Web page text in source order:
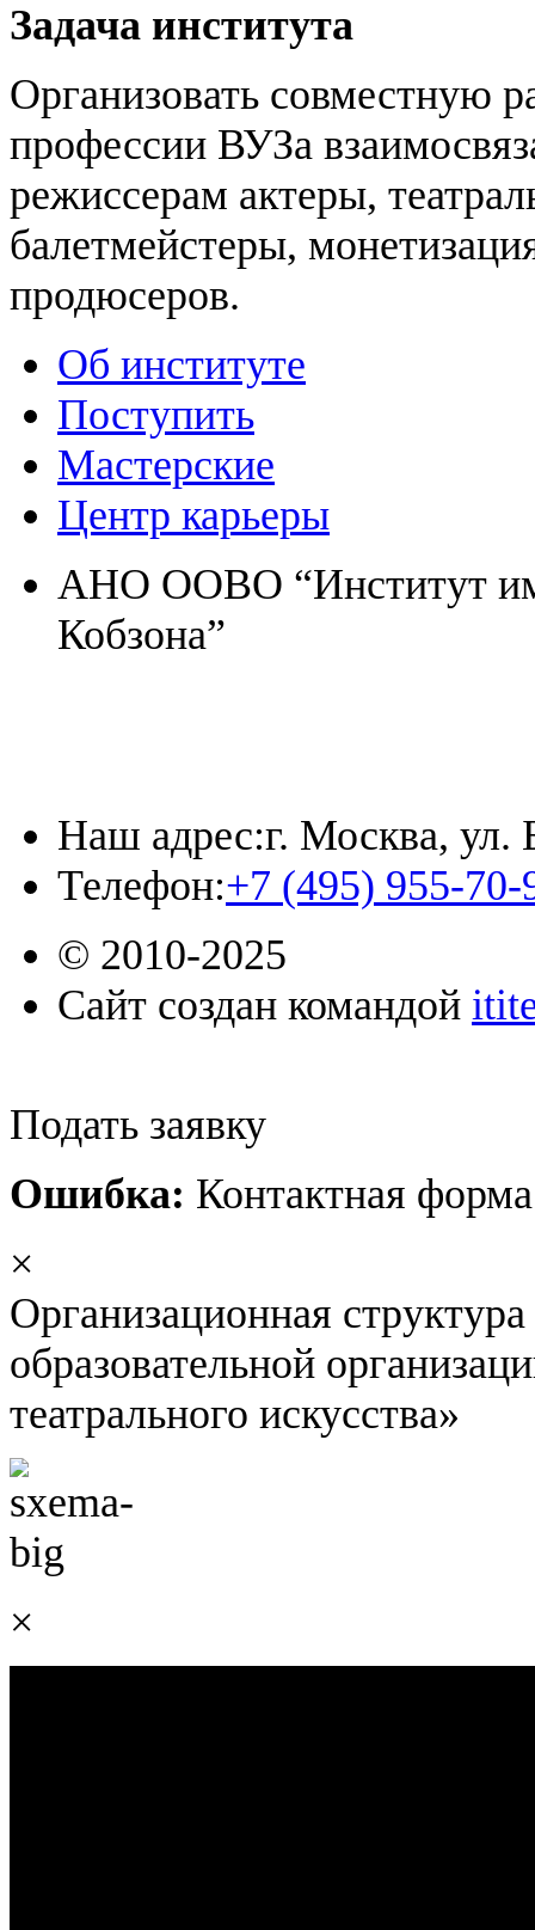
Задача института
Организовать совместную
профессии ВУЗа
режиссерам актеры,
балетмейстеры,
продюсеров.
Об институте
Поступить
Мастерские
Центр карьеры
АНО ООВО “Институт
Кобзона”
Наш адрес:г. Москва, ул.
Телефон:+7 (495) 955-70-
© 2010-2025
Сайт создан командой
Подать заявку
Ошибка: Контактная
×
Организационная
образовательной
театрального искусства»
×